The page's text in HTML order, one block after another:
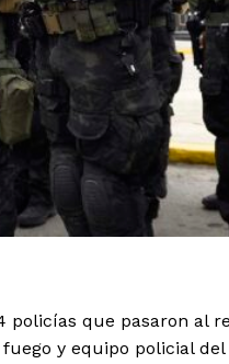
que pasaron al
y equipo policial